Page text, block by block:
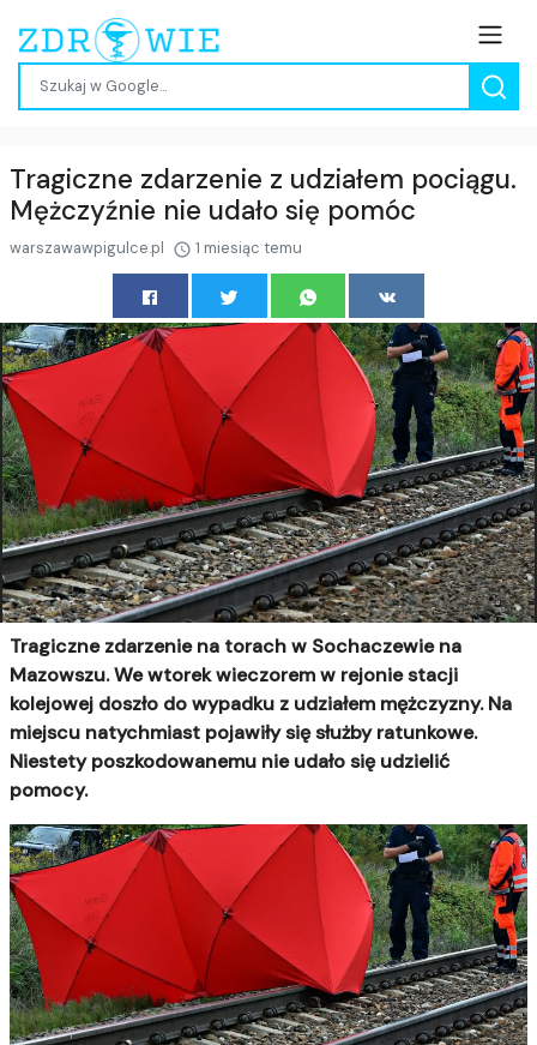
Tragiczne zdarzenie z udziałem pociągu.
Mężczyźnie nie udało się pomóc
warszawawpigulce.pl 1 miesiąc temu
Tragiczne zdarzenie na torach w Sochaczewie na
Mazowszu. We wtorek wieczorem w rejonie stacji
kolejowej doszło do wypadku z udziałem mężczyzny. Na
miejscu natychmiast pojawiły się służby ratunkowe.
Niestety poszkodowanemu nie udało się udzielić
pomocy.